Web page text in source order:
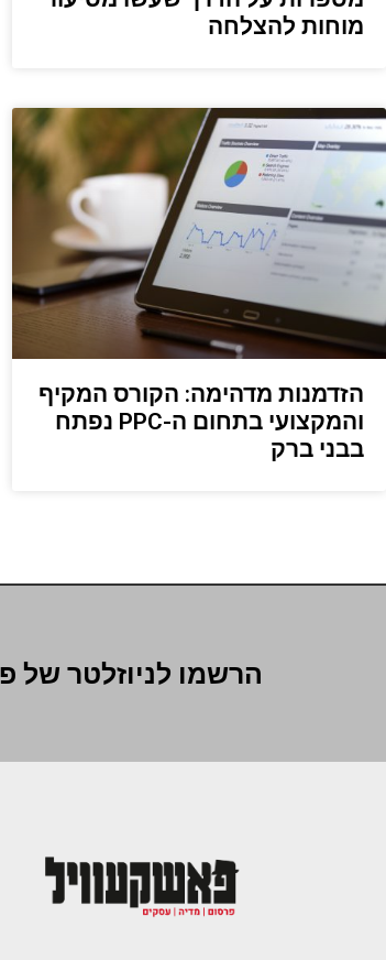
מוחות להצלחה
הזדמנות מדהימה: הקורס המקיף
והמקצועי בתחום ה-PPC נפתח
בבני ברק
הרשמו לניוזלטר של